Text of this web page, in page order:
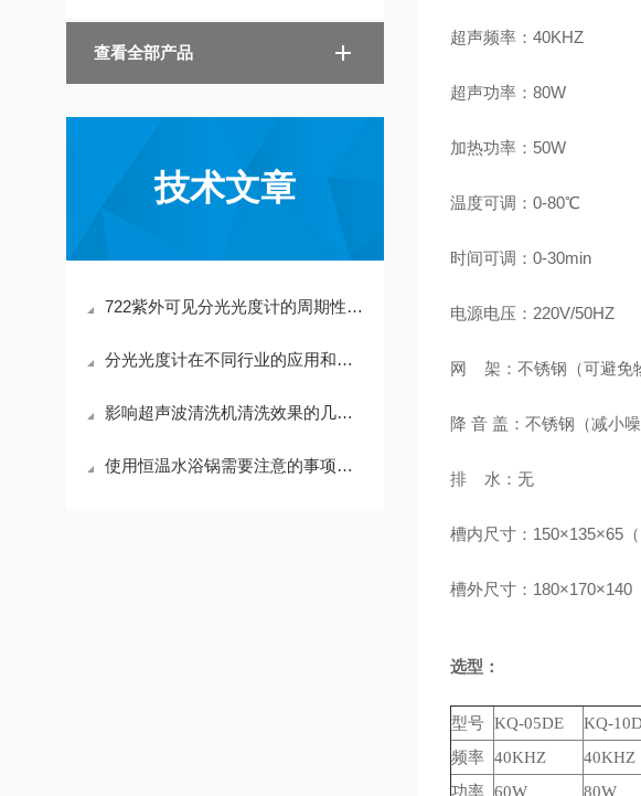
查看全部产品
技术文章
722紫外可见分光光度计的周期性维护保养机制分享
分光光度计在不同行业的应用和仪器配套
影响超声波清洗机清洗效果的几个方面
使用恒温水浴锅需要注意的事项有哪些？
超声频率：
超声功率：80W
加热功率：50W
温度可调：0-80℃
时间可调：0-30min
电源电压：220V/
网 架：不锈钢（可避免
降 音 盖：不锈钢（减小
排 水：无
槽内尺寸：150×135×65（
槽外尺寸：180×170×140
选型：
型号 KQ-05DE KQ-
频率 40KHZ 40KHZ
功率 60W 80W